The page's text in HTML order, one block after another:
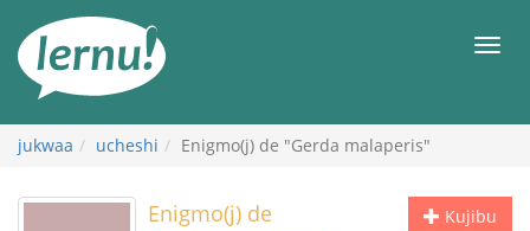
maudhui
jukwaa ucheshi Enigmo(j) de "Gerda malaperis"
Kujibu
Enigmo(j) de